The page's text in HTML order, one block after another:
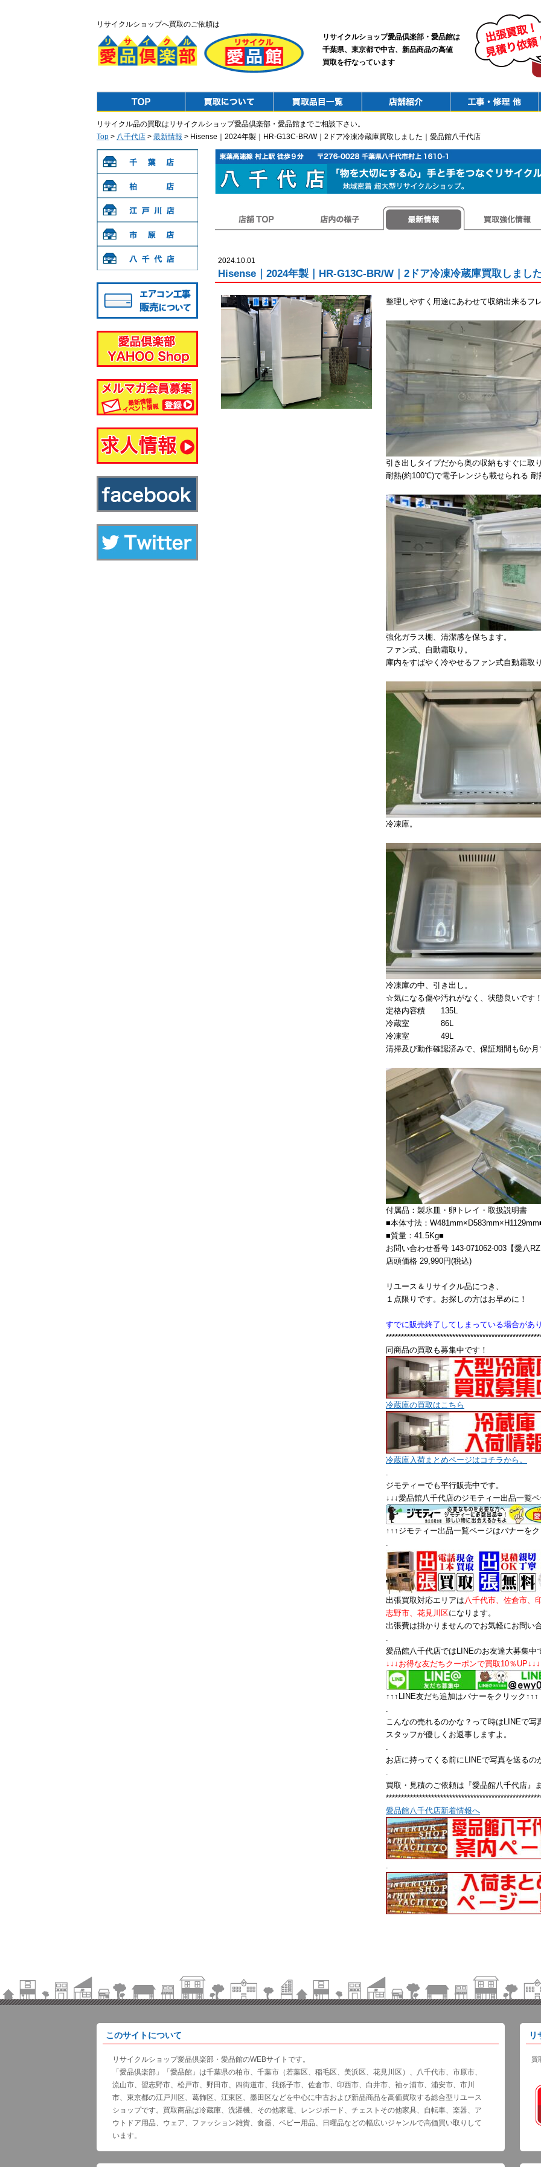
リサイクルショップへ買取のご依頼は
リサイクルショップ愛品倶楽部・愛品館は
千葉県、東京都で中古、新品商品の高値
買取を行なっています
リサイクル品の買取はリサイクルショップ愛品倶楽部・愛品館までご相談下さい。
Top > 八千代店 > 最新情報 > Hisense｜2024年製｜HR-G13C-BR/W｜2ドア冷凍冷蔵庫買取しました｜愛品館八千代店
2024.10.01
Hisense｜2024年製｜HR-G13C-BR/W｜2ドア冷凍冷蔵庫買取しま
整理しやすく用途にあわせて収納出来るフ
引き出しタイプだから奥の収納もすぐに取
耐熱(約100℃)で電子レンジも載せられる 耐
強化ガラス棚、清潔感を保ちます。
ファン式、自動霜取り。
庫内をすばやく冷やせるファン式自動霜取
冷凍庫。
冷凍庫の中、引き出し。
☆気になる傷や汚れがなく、状態良いです
定格内容積 135L
冷蔵室 86L
冷凍室 49L
清掃及び動作確認済みで、保証期間も6か
付属品：製氷皿・卵トレイ・取扱説明書
■本体寸法：
■質量：41.5Kg■
お問い合わせ番号 143-071062-003【愛八
店頭価格 29,990円(税込)
リユース＆リサイクル品につき、
１点限りです。お探しの方はお早めに！
すでに販売終了してしまっている場合があ
同商品の買取も募集中です！
冷蔵庫の買取はこちら
冷蔵庫入荷まとめページはコチラから。
.
ジモティーでも平行販売中です。
↓↓↓愛品館八千代店のジモティー出品一覧
↑↑↑ジモティー出品一覧ページはバナーを
.
出張買取対応エリアは八千代市、佐倉市、
志野市、花見川区になります。
出張費は掛かりませんのでお気軽にお問い
.
愛品館八千代店ではLINEのお友達大募集中
↓↓↓お得な友だちクーポンで買取10％UP↓↓↓
↑↑↑LINE友だち追加はバナーをクリック↑↑↑
.
こんなの売れるのかな？って時はLINEで写
スタッフが優しくお返事しますよ。
.
お店に持ってくる前にLINEで写真を送るの
.
買取・見積のご依頼は『愛品館八千代店』
愛品館八千代店新着情報へ
.
このサイトについて
リサイクルショップ愛品倶楽部・愛品館のWEBサイトです。
「愛品倶楽部」「愛品館」は千葉県の柏市、千葉市（若葉区、稲毛区、美浜区、花見川区）、八千代市、市原市、
流山市、習志野市、松戸市、野田市、四街道市、我孫子市、佐倉市、印西市、白井市、袖ヶ浦市、浦安市、市川
市、東京都の江戸川区、葛飾区、江東区、墨田区などを中心に中古および新品商品を高価買取する総合型リユース
ショップです。買取商品は冷蔵庫、洗濯機、その他家電、レンジボード、チェストその他家具、自転車、楽器、ア
ウトドア用品、ウェア、ファッション雑貨、食器、ベビー用品、日曜品などの幅広いジャンルで高価買い取りして
います。
リ
買